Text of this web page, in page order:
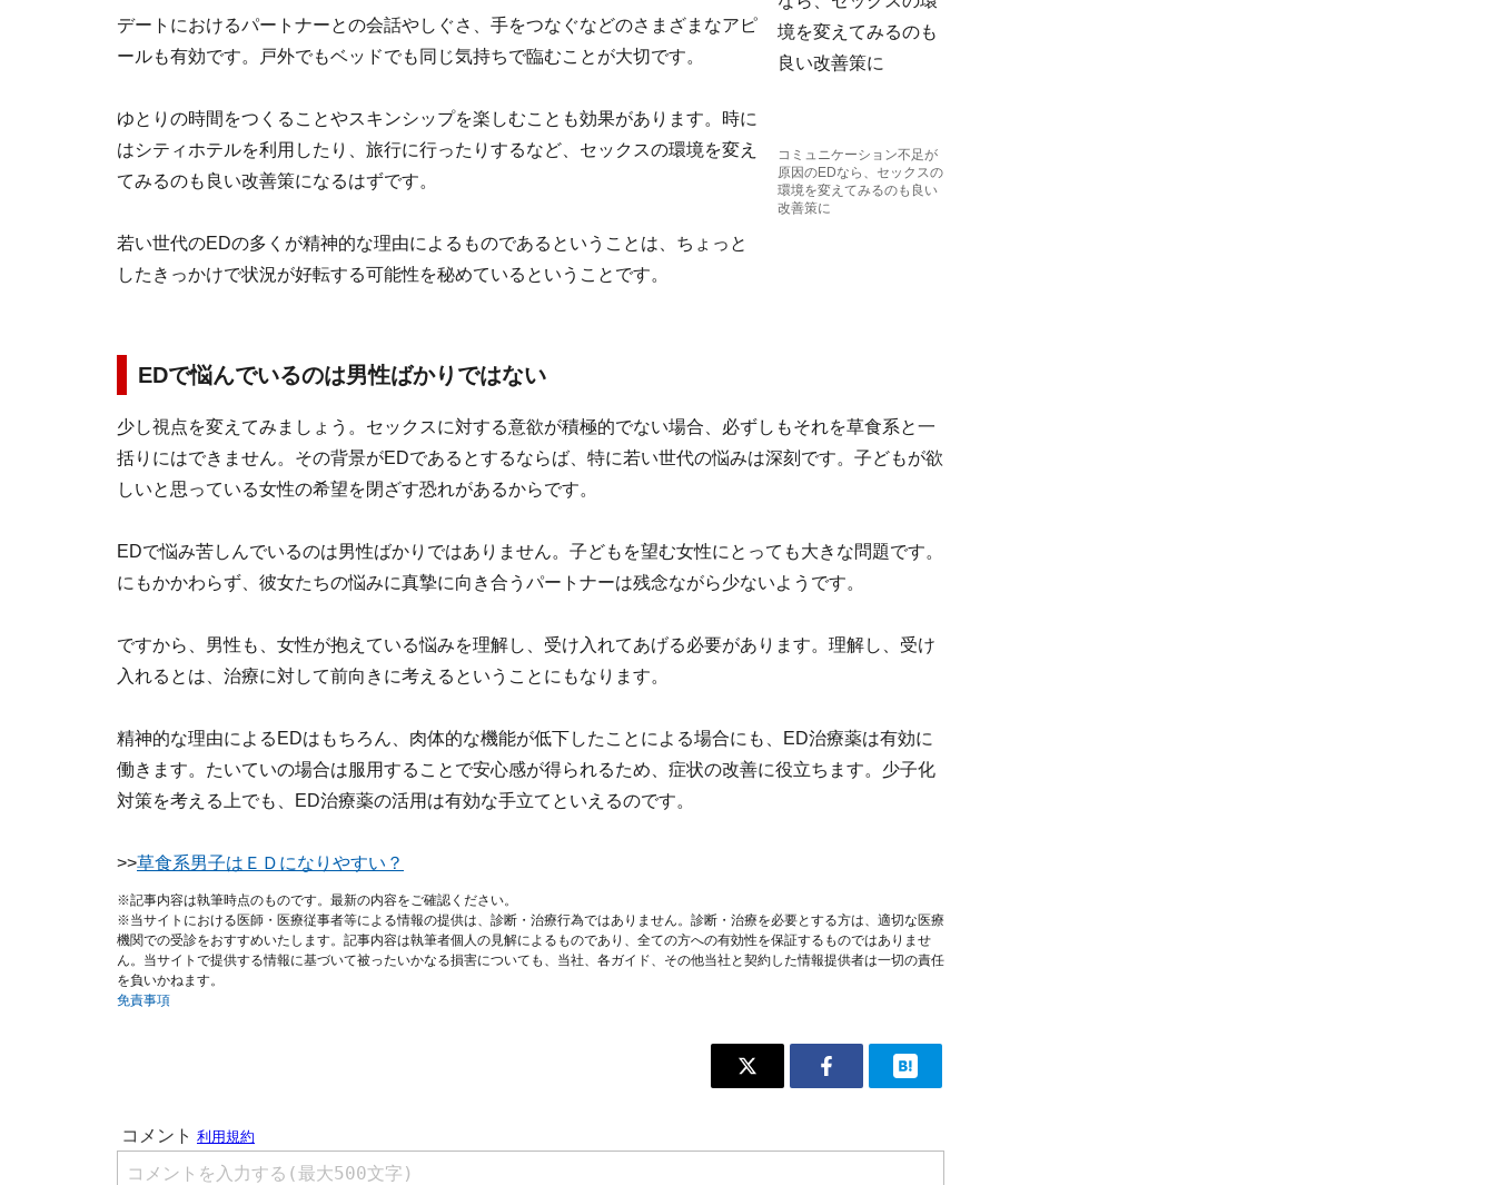
コミュニケーション不足が
原因のEDなら、セックスの
環境を変えてみるのも良い
改善策に
デートにおけるパートナーとの会話やしぐさ、手をつなぐなどのさまざまなアピ
ールも有効です。戸外でもベッドでも同じ気持ちで臨むことが大切です。
ゆとりの時間をつくることやスキンシップを楽しむことも効果があります。時に
はシティホテルを利用したり、旅行に行ったりするなど、セックスの環境を変え
てみるのも良い改善策になるはずです。
若い世代のEDの多くが精神的な理由によるものであるということは、ちょっと
したきっかけで状況が好転する可能性を秘めているということです。
EDで悩んでいるのは男性ばかりではない
少し視点を変えてみましょう。セックスに対する意欲が積極的でない場合、必ずしもそれを草食系と一
括りにはできません。その背景がEDであるとするならば、特に若い世代の悩みは深刻です。子どもが欲
しいと思っている女性の希望を閉ざす恐れがあるからです。
EDで悩み苦しんでいるのは男性ばかりではありません。子どもを望む女性にとっても大きな問題です。
にもかかわらず、彼女たちの悩みに真摯に向き合うパートナーは残念ながら少ないようです。
ですから、男性も、女性が抱えている悩みを理解し、受け入れてあげる必要があります。理解し、受け
入れるとは、治療に対して前向きに考えるということにもなります。
精神的な理由によるEDはもちろん、肉体的な機能が低下したことによる場合にも、ED治療薬は有効に
働きます。たいていの場合は服用することで安心感が得られるため、症状の改善に役立ちます。少子化
対策を考える上でも、ED治療薬の活用は有効な手立てといえるのです。
>>草食系男子はＥＤになりやすい？
※記事内容は執筆時点のものです。最新の内容をご確認ください。
※当サイトにおける医師・医療従事者等による情報の提供は、診断・治療行為ではありません。診断・治療を必要とする方は、適切な医療
機関での受診をおすすめいたします。記事内容は執筆者個人の見解によるものであり、全ての方への有効性を保証するものではありませ
ん。当サイトで提供する情報に基づいて被ったいかなる損害についても、当社、各ガイド、その他当社と契約した情報提供者は一切の責任
を負いかねます。
免責事項